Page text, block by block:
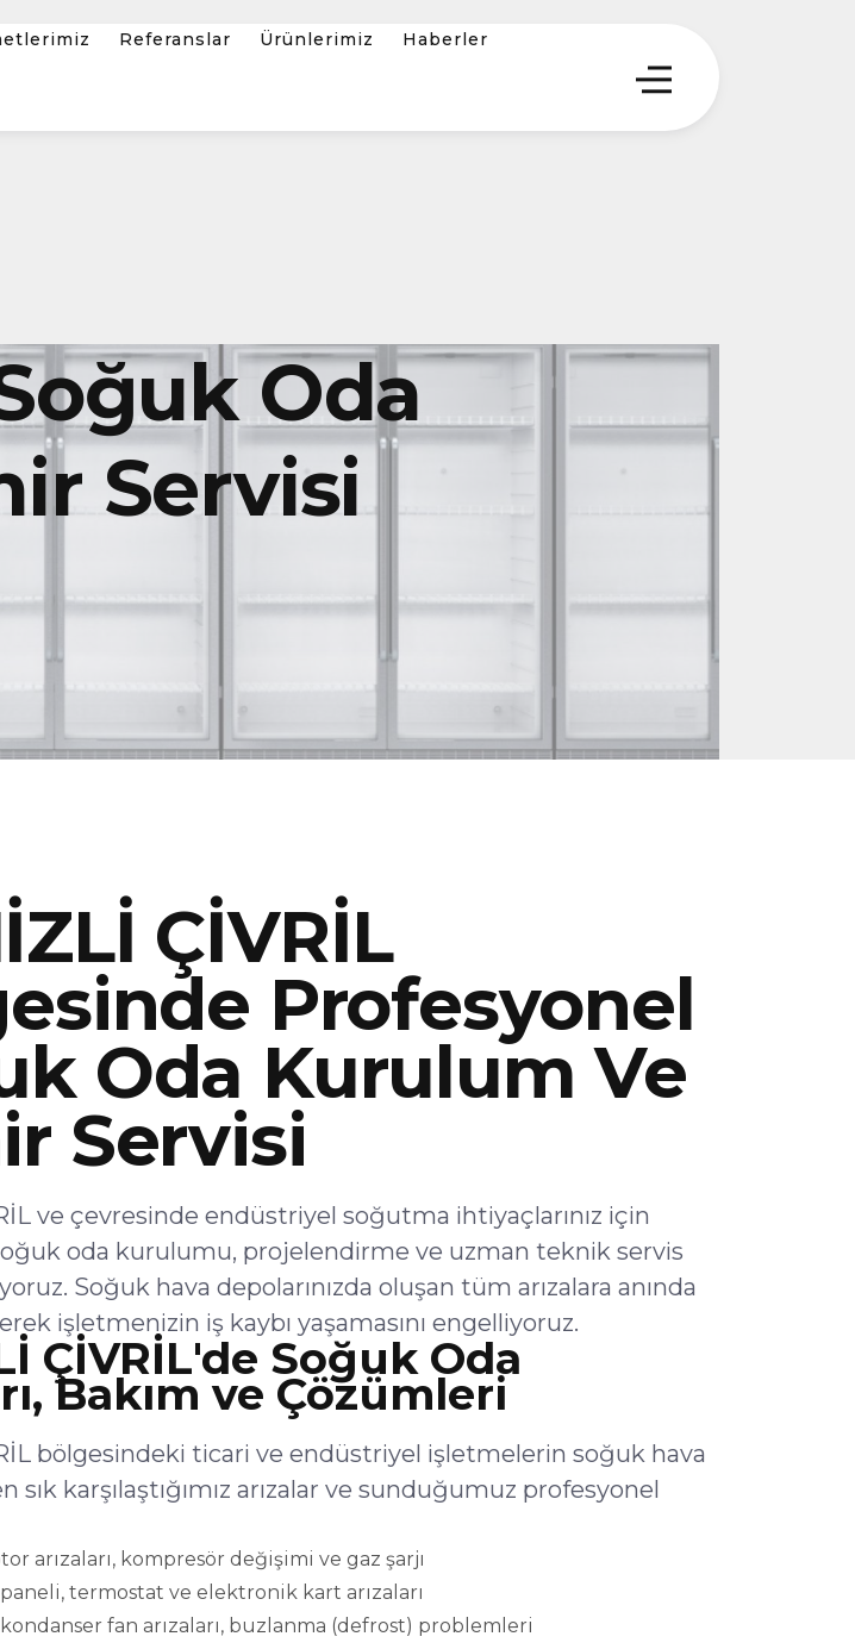
Referanslar Ürünlerimiz Haberler
Oda
Servisi
ÇİVRİL
Profesyonel
Oda Kurulum Ve
Servisi
ve çevresinde endüstriyel soğutma ihtiyaçlarınız için
oda kurulumu, projelendirme ve uzman teknik servis
Soğuk hava depolarınızda oluşan tüm arızalara anında
işletmenizin iş kaybı yaşamasını engelliyoruz.
ÇİVRİL'de Soğuk Oda
Bakım ve Çözümleri
bölgesindeki ticari ve endüstriyel işletmelerin soğuk hava
sık karşılaştığımız arızalar ve sunduğumuz profesyonel
arızaları, kompresör değişimi ve gaz şarjı
termostat ve elektronik kart arızaları
fan arızaları, buzlanma (defrost) problemleri